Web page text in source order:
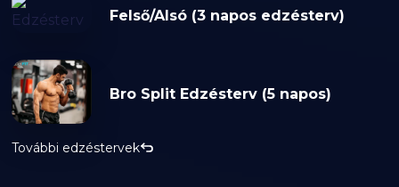
Felső/Alsó (3 napos edzésterv)
Bro Split Edzésterv (5 napos)
További edzéstervek